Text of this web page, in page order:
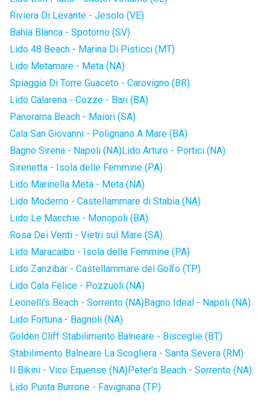
Riviera Di Levante - Jesolo (VE)
Bahia Blanca - Spotorno (SV)
Lido 48 Beach - Marina Di Pisticci (MT)
Lido Metamare - Meta (NA)
Spiaggia Di Torre Guaceto - Carovigno (BR)
Lido Calarena - Cozze - Bari (BA)
Panorama Beach - Maiori (SA)
Cala San Giovanni - Polignano A Mare (BA)
Bagno Sirena - Napoli (NA)Lido Arturo - Portici (NA)
Sirenetta - Isola delle Femmine (PA)
Lido Marinella Meta - Meta (NA)
Lido Moderno - Castellammare di Stabia (NA)
Lido Le Macchie - Monopoli (BA)
Rosa Dei Venti - Vietri sul Mare (SA)
Lido Maracaibo - Isola delle Femmine (PA)
Lido Zanzibar - Castellammare del Golfo (TP)
Lido Cala Felice - Pozzuoli (NA)
Leonelli's Beach - Sorrento (NA)Bagno Ideal - Napoli (NA)
Lido Fortuna - Bagnoli (NA)
Golden Cliff Stabilimento Balneare - Bisceglie (BT)
Stabilimento Balneare La Scogliera - Santa Severa (RM)
Il Bikini - Vico Equense (NA)Peter's Beach - Sorrento (NA)
Lido Punta Burrone - Favignana (TP)